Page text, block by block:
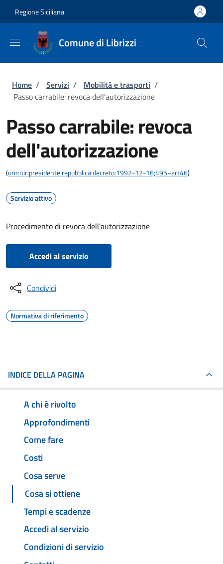
Regione Siciliana
Comune di Librizzi
Briciole di pane
Home / Servizi / Mobilità e trasporti /
Passo carrabile: revoca dell'autorizzazione
Passo carrabile: revoca
dell'autorizzazione
(urn:nir:presidente.repubblica:decreto:1992-12-16;495~art46)
Servizio attivo
Procedimento di revoca dell'autorizzazione
Accedi al servizio
Condividi
Normativa di riferimento
INDICE DELLA PAGINA
A chi è rivolto
Approfondimenti
Come fare
Costi
Cosa serve
Cosa si ottiene
Tempi e scadenze
Accedi al servizio
Condizioni di servizio